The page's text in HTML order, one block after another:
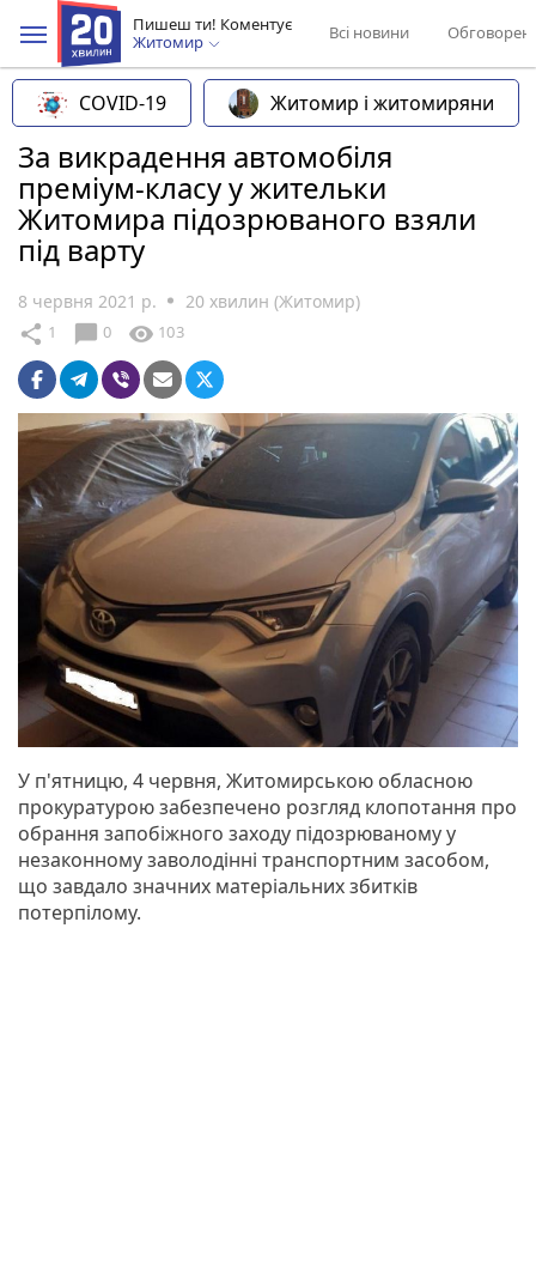
Пишеш ти! Коментує
Житомир
Всі новини
COVID-19 Житомир і житомиряни
За викрадення автомобіля
преміум-класу у жительки
Житомира підозрюваного взяли
під варту
8 червня 2021 р. 20 хвилин (Житомир)
share 1 chat_bubble 0 visibility 103
У п'ятницю, 4 червня, Житомирською обласною
прокуратурою забезпечено розгляд клопотання про
обрання запобіжного заходу підозрюваному у
незаконному заволодінні транспортним засобом,
що завдало значних матеріальних збитків
потерпілому.